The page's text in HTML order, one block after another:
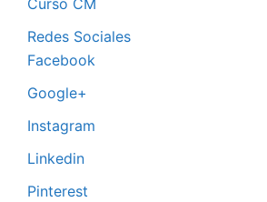
Curso CM
Redes Sociales
Facebook
Google+
Instagram
Linkedin
Pinterest